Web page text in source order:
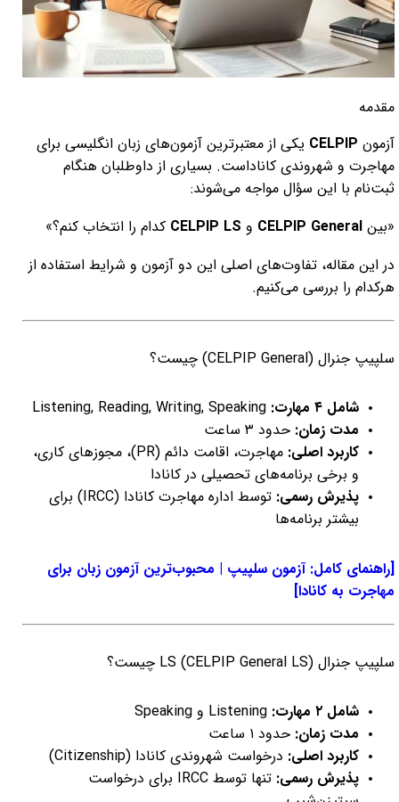
کلاس آنلاین تافل
پکیج ایده پردازی و ساپورت ایده
مقدمه
آزمون CELPIP یکی از معتبرترین آزمون‌های زبان انگلیسی برای
مهاجرت و شهروندی کاناداست. بسیاری از داوطلبان هنگام
ثبت‌نام با این سؤال مواجه می‌شوند:
«بینCELPIP General و CELPIP LS کدام را انتخاب کنم؟»
در این مقاله، تفاوت‌های اصلی این دو آزمون و شرایط استفاده از
هرکدام را بررسی می‌کنیم.
سلپیپ جنرال (CELPIP General) چیست؟
شامل ۴ مهارت:
Listening, Reading, Writing, Speaking
مدت زمان: حدود ۳ ساعت
کاربرد اصلی:
مهاجرت، اقامت دائم (PR)، مجوزهای کاری،
و برخی برنامه‌های تحصیلی در کانادا
پذیرش رسمی:
توسط اداره مهاجرت کانادا (IRCC) برای
بیشتر برنامه‌ها
[راهنمای کامل: آزمون سلپیپ | محبوب‌ترین آزمون زبان برای
مهاجرت به کانادا]
سلپیپ جنرال LS (CELPIP General LS) چیست؟
شامل ۲ مهارت:
Listening و Speaking
مدت زمان: حدود ۱ ساعت
کاربرد اصلی: درخواست شهروندی کانادا (Citizenship)
پذیرش رسمی:
تنها توسط IRCC برای درخواست